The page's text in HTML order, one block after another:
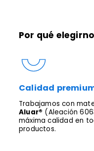
Por qué
Calidad
Trabajamos con
Aluar® (Aleación
máxima calidad en
productos.